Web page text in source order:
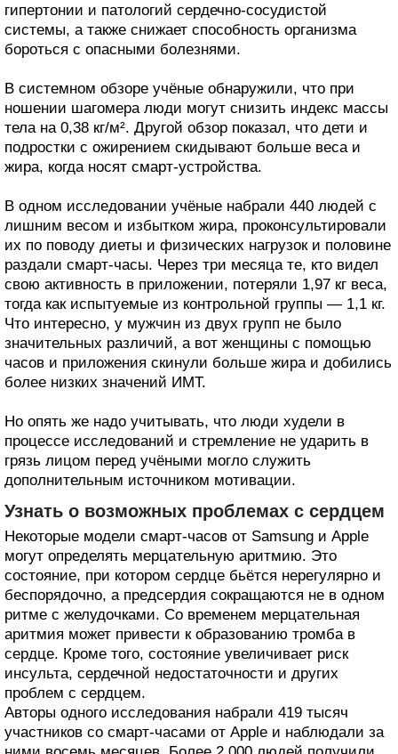
гипертонии и патологий сердечно-сосудистой
системы, а также снижает способность организма
бороться с опасными болезнями.
В системном обзоре учёные обнаружили, что при
ношении шагомера люди могут снизить индекс массы
тела на 0,38 кг/м². Другой обзор показал, что дети и
подростки с ожирением скидывают больше веса и
жира, когда носят смарт-устройства.
В одном исследовании учёные набрали 440 людей с
лишним весом и избытком жира, проконсультировали
их по поводу диеты и физических нагрузок и половине
раздали смарт-часы. Через три месяца те, кто видел
свою активность в приложении, потеряли 1,97 кг веса,
тогда как испытуемые из контрольной группы — 1,1 кг.
Что интересно, у мужчин из двух групп не было
значительных различий, а вот женщины с помощью
часов и приложения скинули больше жира и добились
более низких значений ИМТ.
Но опять же надо учитывать, что люди худели в
процессе исследований и стремление не ударить в
грязь лицом перед учёными могло служить
дополнительным источником мотивации.
Узнать о возможных проблемах с сердцем
Некоторые модели смарт-часов от Samsung и Apple
могут определять мерцательную аритмию. Это
состояние, при котором сердце бьётся нерегулярно и
беспорядочно, а предсердия сокращаются не в одном
ритме с желудочками. Со временем мерцательная
аритмия может привести к образованию тромба в
сердце. Кроме того, состояние увеличивает риск
инсульта, сердечной недостаточности и других
проблем с сердцем.
Авторы одного исследования набрали 419 тысяч
участников со смарт-часами от Apple и наблюдали за